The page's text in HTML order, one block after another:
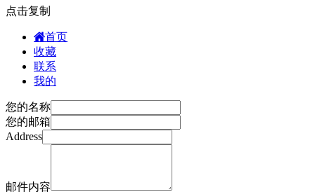
点击复制
首页
收藏
联系
我的
您的名称
您的邮箱
Address
邮件内容